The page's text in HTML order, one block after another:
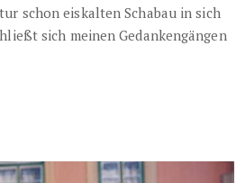
schon eiskalten Schabau in sich
sich meinen Gedankengängen